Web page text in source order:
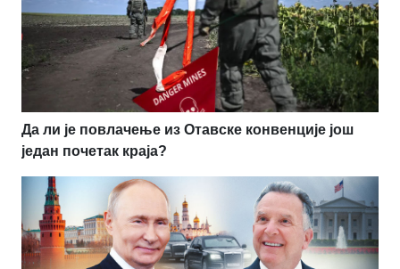
Да ли је повлачење из Отавске конвенције још
један почетак краја?